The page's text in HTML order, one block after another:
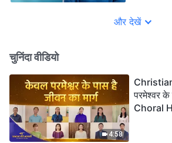
और देखें
चुनिंदा वीडियो
4:58
परमेश्वर के
Choral